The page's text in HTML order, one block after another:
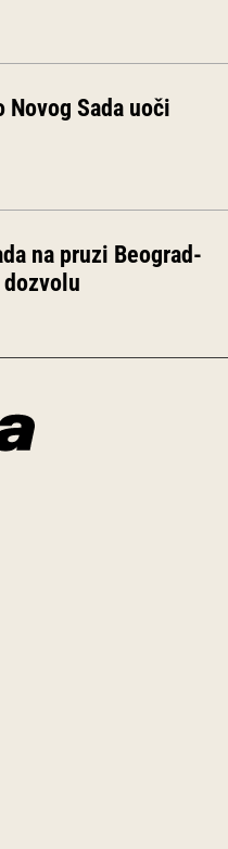
Sada uoči
na pruzi Beograd-